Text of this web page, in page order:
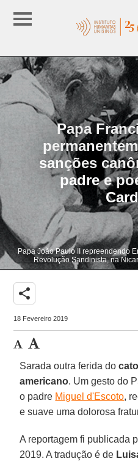
Papa
sanções
padre e
Papa João Paulo II repreendendo
Revolução Sandinista, na
share
18 Fevereiro 2019
Sarada outra ferida do
americano. Um gesto do
o padre Miguel d'Escoto,
e suave uma dolorosa
A reportagem fi publicada
2019. A tradução é de